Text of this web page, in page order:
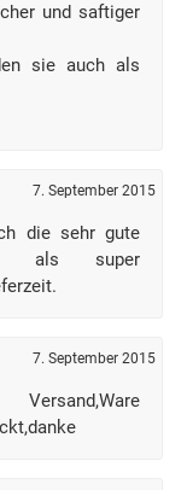
und saftiger
sie auch als
7. September 2015
die sehr gute
als super
7. September 2015